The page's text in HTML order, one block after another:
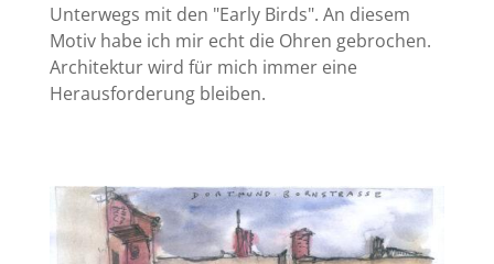
Unterwegs mit den "Early Birds". An diesem
Motiv habe ich mir echt die Ohren gebrochen.
Architektur wird für mich immer eine
Herausforderung bleiben.